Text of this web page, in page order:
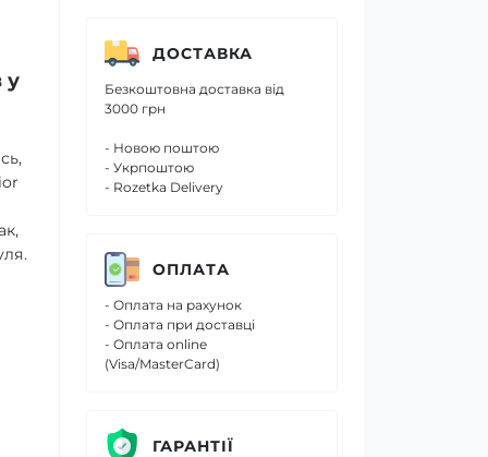
у
ДОСТАВКА
Безкоштовна доставка від
3000 грн
- Новою поштою
- Укрпоштою
- Rozetka Delivery
ОПЛАТА
- Оплата на рахунок
- Оплата при доставці
- Оплата online
(Visa/MasterCard)
ГАРАНТІЇ